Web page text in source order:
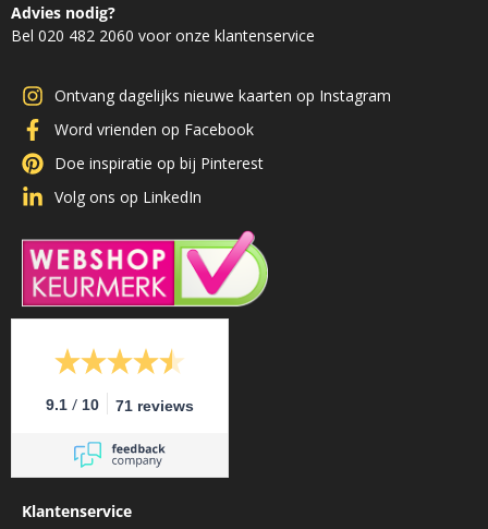
Advies nodig?
Bel 020 482 2060 voor onze klantenservice
Ontvang dagelijks nieuwe kaarten op Instagram
Word vrienden op Facebook
Doe inspiratie op bij Pinterest
Volg ons op LinkedIn
9.1 / 10 71 reviews
Klantenservice